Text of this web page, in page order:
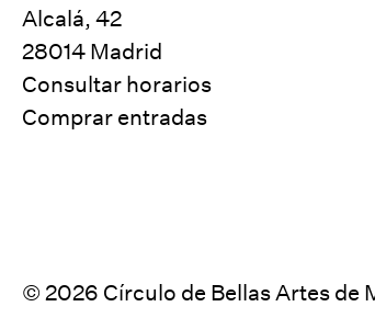
Alcalá, 42
28014 Madrid
Consultar horarios
Comprar entradas
© 2026 Círculo de Bellas Artes de